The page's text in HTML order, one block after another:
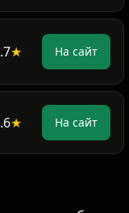
★ На сайт
★ На сайт